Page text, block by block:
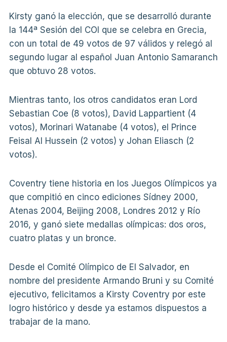
Kirsty ganó la elección, que se desarrolló durante
la 144ª Sesión del COI que se celebra en Grecia,
con un total de 49 votos de 97 válidos y relegó al
segundo lugar al español Juan Antonio Samaranch
que obtuvo 28 votos.
Mientras tanto, los otros candidatos eran Lord
Sebastian Coe (8 votos), David Lappartient (4
votos), Morinari Watanabe (4 votos), el Prince
Feisal Al Hussein (2 votos) y Johan Eliasch (2
votos).
Coventry tiene historia en los Juegos Olímpicos ya
que compitió en cinco ediciones Sídney 2000,
Atenas 2004, Beijing 2008, Londres 2012 y Río
2016, y ganó siete medallas olímpicas: dos oros,
cuatro platas y un bronce.
Desde el Comité Olímpico de El Salvador, en
nombre del presidente Armando Bruni y su Comité
ejecutivo, felicitamos a Kirsty Coventry por este
logro histórico y desde ya estamos dispuestos a
trabajar de la mano.